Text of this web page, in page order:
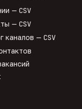
— CSV
— CSV
каналов — CSV